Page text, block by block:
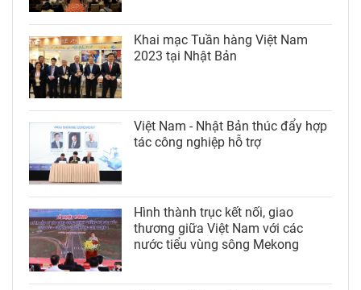
Khai mạc Tuần hàng Việt Nam
2023 tại Nhật Bản
Việt Nam - Nhật Bản thúc đẩy hợp
tác công nghiệp hỗ trợ
Hình thành trục kết nối, giao
thương giữa Việt Nam với các
nước tiểu vùng sông Mekong